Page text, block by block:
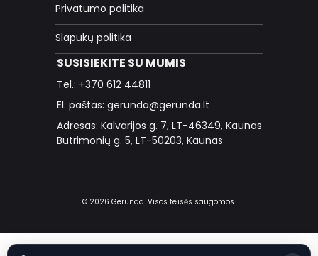
Privatumo politika
Slapukų politika
SUSISIEKITE SU MUMIS
Tel.: +370 612 44811
El. paštas: gerunda@gerunda.lt
Adresas: Kalvarijos g. 7, LT-46349, Kaunas
Butrimonių g. 5, LT-50203, Kaunas
© 2026 Gerunda. Visos teisės saugomos.